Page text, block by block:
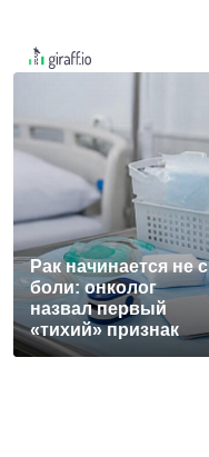
Рак начинается не с
боли: онколог
назвал первый
«тихий» признак
болезни